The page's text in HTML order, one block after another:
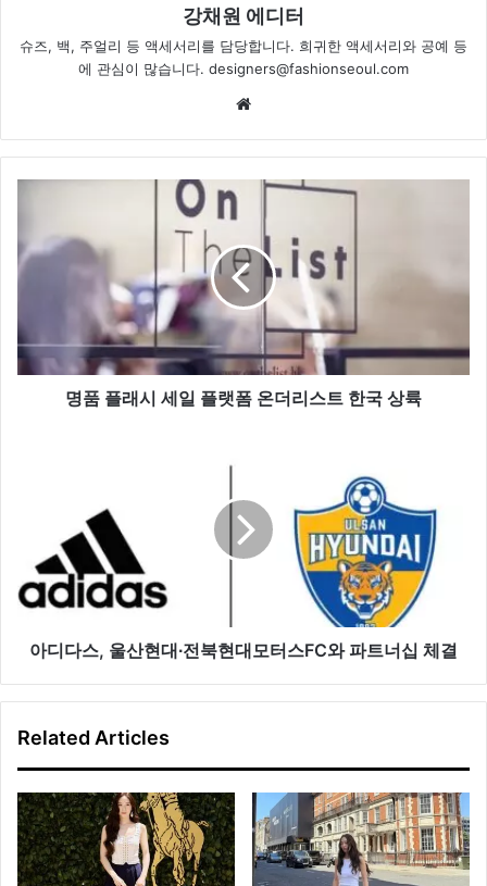
강채원 에디터
슈즈, 백, 주얼리 등 액세서리를 담당합니다. 희귀한 액세서리와 공예 등
에 관심이 많습니다. designers@fashionseoul.com
래
시
일
플
랫
상
륙
명품 플래시 세일 플랫폼 온더리스트 한국 상륙
현
대
모
FC
와
파
트
아디다스, 울산현대∙전북현대모터스FC와 파트너십 체결
Related Articles